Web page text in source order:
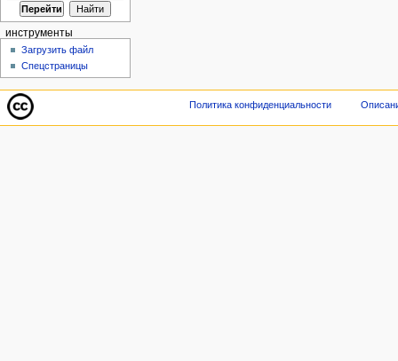
инструменты
Загрузить файл
Спецстраницы
Политика конфиденциальности